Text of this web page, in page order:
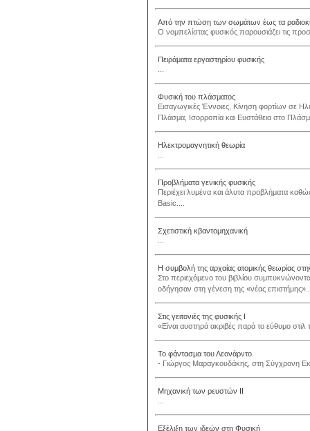
Από την πτώση των σωμάτων έως τα
Ο νομπελίστας φυσικός παρουσιάζει τις
Πειράματα εργαστηρίου φυσικής
Φυσική του πλάσματος
Εισαγωγικές Έννοιες, Κίνηση φορτίων σε
Πλάσμα, Ισορροπία και Ευστάθεια στο
Ηλεκτρομαγνητική θεωρία
Προβλήματα γενικής φυσικής
Περιέχει λυμένα και άλυτα προβλήματα
Basic....
Σχετιστική κβαντομηχανική
Η συμβολή της αρχαίας ατομικής θεωρίας
Στο περιεχόμενο του βιβλίου
οδήγησαν στη γένεση της «νέας
Στις γειτονιές της φυσικής Ι
«Είναι αυστηρά ακριβές παρά το εύθυμο
Το φάντασμα του Λεονάρντο
- Γιώργος Μαραγκουδάκης, στη Σύγχρονη
Μηχανική των ρευστών ΙΙ
Εξέλιξη των ιδεών στη Φυσική